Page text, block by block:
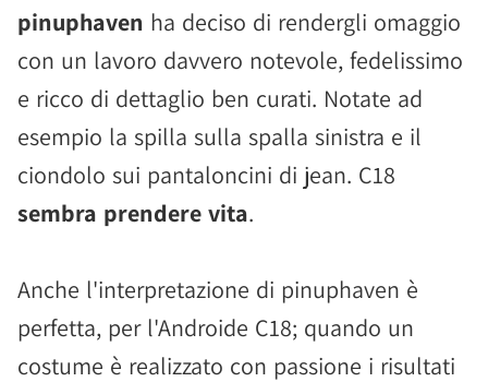
pinuphaven ha deciso di rendergli omaggio
con un lavoro davvero notevole, fedelissimo
e ricco di dettaglio ben curati. Notate ad
esempio la spilla sulla spalla sinistra e il
ciondolo sui pantaloncini di jean. C18
sembra prendere vita.
Anche l'interpretazione di pinuphaven è
perfetta, per l'Androide C18; quando un
costume è realizzato con passione i risultati